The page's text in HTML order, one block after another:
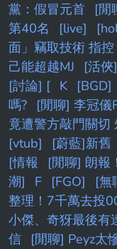
黨：假冒元首
[閒
第40名
[live]
面」竊取技術 指
己能超越MJ
[活俠]
[討論] [ K [BGD]
嗎?
[閒聊] 李冠儀
竟遭警方敲門關切
[vtub]
[蔚藍]新舊
[情報
[閒聊] 朗報
潮]
F [FGO] [無
整理！7千萬去投
小傑、奇犽最後有
信
[閒聊] Peyz太